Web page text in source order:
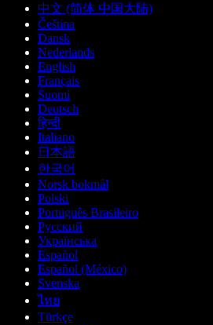
中文 (简体 中国大陆)
Čeština
Dansk
Nederlands
English
Français
Suomi
Deutsch
हिन्दी
Italiano
日本語
한국어
Norsk bokmål
Polski
Português Brasileiro
Русский
Українська
Español
Español (México)
Svenska
ไทย
Türkçe